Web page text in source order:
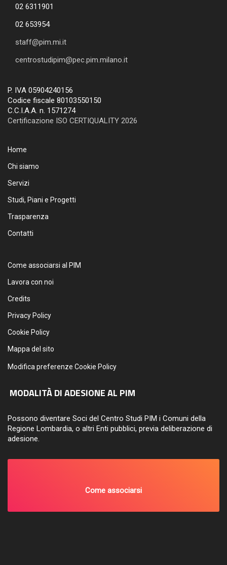
02 6311901
02 653954
staff@pim.mi.it
centrostudipim@pec.pim.milano.it
P. IVA 05904240156
Codice fiscale 80103550150
C.C.I.A.A. n. 1571274
Certificazione ISO CERTIQUALITY 2026
Home
Chi siamo
Servizi
Studi, Piani e Progetti
Trasparenza
Contatti
Come associarsi al PIM
Lavora con noi
Credits
Privacy Policy
Cookie Policy
Mappa del sito
Modifica preferenze Cookie Policy
MODALITÀ DI ADESIONE AL PIM
Possono diventare Soci del Centro Studi PIM i Comuni della
Regione Lombardia, o altri Enti pubblici, previa deliberazione di
adesione.
Come associarsi